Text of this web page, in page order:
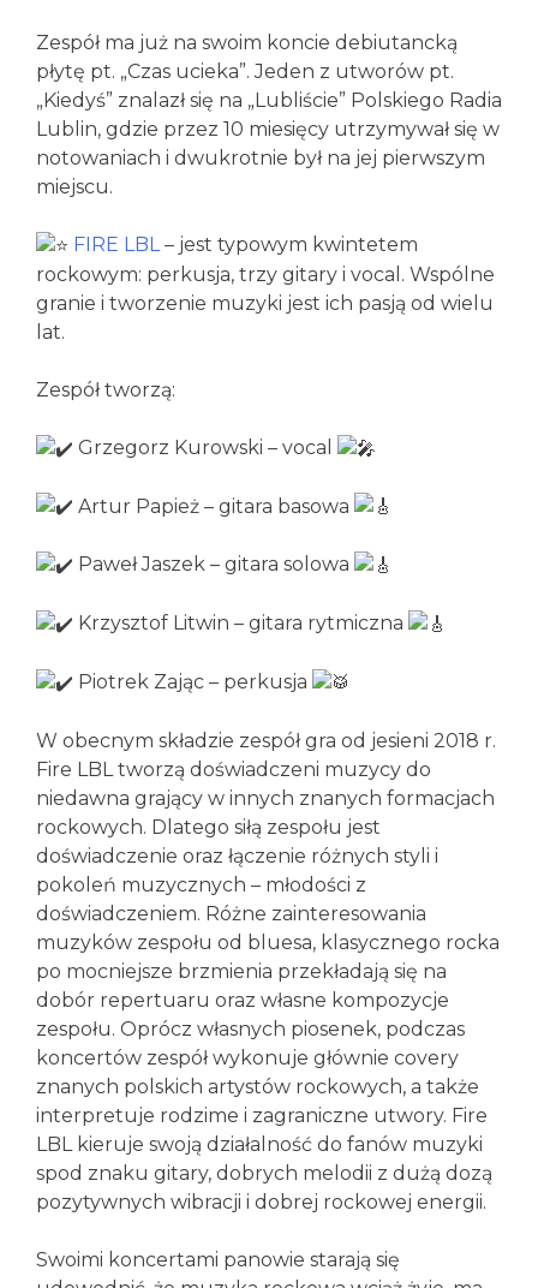
Zespół ma już na swoim koncie debiutancką
płytę pt. „Czas ucieka”. Jeden z utworów pt.
„Kiedyś” znalazł się na „Lubliście” Polskiego Radia
Lublin, gdzie przez 10 miesięcy utrzymywał się w
notowaniach i dwukrotnie był na jej pierwszym
miejscu.
FIRE LBL– jest typowym kwintetem
rockowym: perkusja, trzy gitary i vocal. Wspólne
granie i tworzenie muzyki jest ich pasją od wielu
lat.
Zespół tworzą:
Grzegorz Kurowski – vocal
Artur Papież – gitara basowa
Paweł Jaszek – gitara solowa
Krzysztof Litwin – gitara rytmiczna
Piotrek Zając – perkusja
W obecnym składzie zespół gra od jesieni 2018 r.
Fire LBL tworzą doświadczeni muzycy do
niedawna grający w innych znanych formacjach
rockowych. Dlatego siłą zespołu jest
doświadczenie oraz łączenie różnych styli i
pokoleń muzycznych – młodości z
doświadczeniem. Różne zainteresowania
muzyków zespołu od bluesa, klasycznego rocka
po mocniejsze brzmienia przekładają się na
dobór repertuaru oraz własne kompozycje
zespołu. Oprócz własnych piosenek, podczas
koncertów zespół wykonuje głównie covery
znanych polskich artystów rockowych, a także
interpretuje rodzime i zagraniczne utwory. Fire
LBL kieruje swoją działalność do fanów muzyki
spod znaku gitary, dobrych melodii z dużą dozą
pozytywnych wibracji i dobrej rockowej energii.
Swoimi koncertami panowie starają się